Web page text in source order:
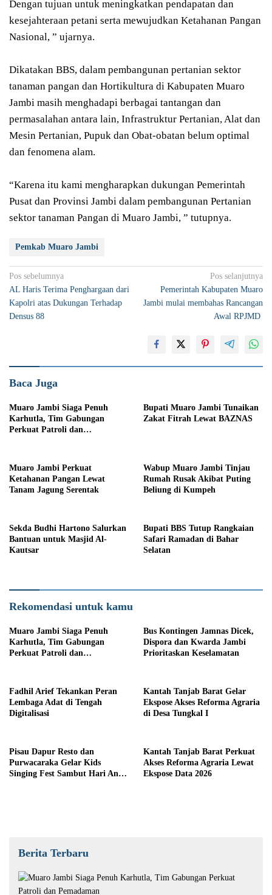
Dengan tujuan untuk meningkatkan pendapatan dan
kesejahteraan petani serta mewujudkan Ketahanan Pangan
Nasional, ” ujarnya.
Dikatakan BBS, dalam pembangunan pertanian sektor
tanaman pangan dan Hortikultura di Kabupaten Muaro
Jambi masih menghadapi berbagai tantangan dan
permasalahan antara lain, Infrastruktur Pertanian, Alat dan
Mesin Pertanian, Pupuk dan Obat-obatan belum optimal
dan fenomena alam.
“Karena itu kami mengharapkan dukungan Pemerintah
Pusat dan Provinsi Jambi dalam pembangunan Pertanian
sektor tanaman Pangan di Muaro Jambi, ” tutupnya.
Pemkab Muaro Jambi
Navigasi
pos
Pos sebelumnya
AL Haris Terima Penghargaan dari
Kapolri atas Dukungan Terhadap
Densus 88
Pos selanjutnya
Pemerintah Kabupaten Muaro
Jambi mulai membahas Rancangan
Awal RPJMD
Baca Juga
Muaro Jambi Siaga Penuh
Karhutla, Tim Gabungan
Perkuat Patroli dan
Bupati Muaro Jambi Tunaikan
Zakat Fitrah Lewat BAZNAS
Muaro Jambi Perkuat
Ketahanan Pangan Lewat
Tanam Jagung Serentak
Wabup Muaro Jambi Tinjau
Rumah Rusak Akibat Puting
Beliung di Kumpeh
Sekda Budhi Hartono Salurkan
Bantuan untuk Masjid Al-
Kautsar
Bupati BBS Tutup Rangkaian
Safari Ramadan di Bahar
Selatan
Rekomendasi untuk kamu
Muaro Jambi Siaga Penuh
Karhutla, Tim Gabungan
Perkuat Patroli dan
Bus Kontingen Jamnas Dicek,
Dispora dan Kwarda Jambi
Prioritaskan Keselamatan
Fadhil Arief Tekankan Peran
Lembaga Adat di Tengah
Digitalisasi
Kantah Tanjab Barat Gelar
Ekspose Akses Reforma Agraria
di Desa Tungkal I
Pisau Dapur Resto dan
Purwacaraka Gelar Kids
Singing Fest Sambut Hari Anak
Kantah Tanjab Barat Perkuat
Akses Reforma Agraria Lewat
Ekspose Data 2026
Berita Terbaru